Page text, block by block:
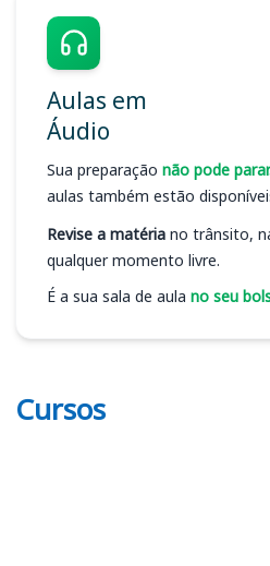
Aulas em
Áudio
Sua preparação não pode
aulas também estão
Revise a matéria no trânsito,
qualquer momento livre.
É a sua sala de aula no seu
Cursos